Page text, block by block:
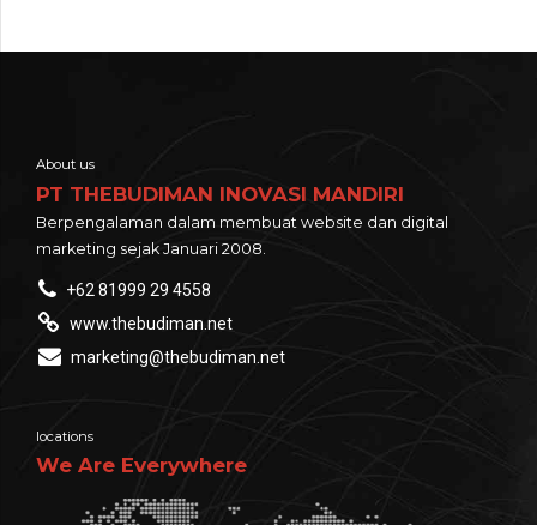
About us
PT THEBUDIMAN INOVASI MANDIRI
Berpengalaman dalam membuat website dan digital
marketing sejak Januari 2008.
+62 81999 29 4558
www.thebudiman.net
marketing@thebudiman.net
locations
We Are Everywhere